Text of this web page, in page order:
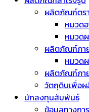
ผลิตภัณฑ์ตร
หมวด
หมวด
ผลิตภัณฑ์ภาย
หมวด
ผลิตภัณฑ์ภาย
วัตถุดิบเพื่อ
นักลงทุนสัมพันธ์
ข้อมูลทางกา